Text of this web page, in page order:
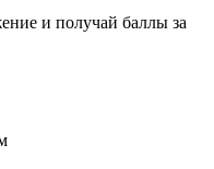
и получай баллы за